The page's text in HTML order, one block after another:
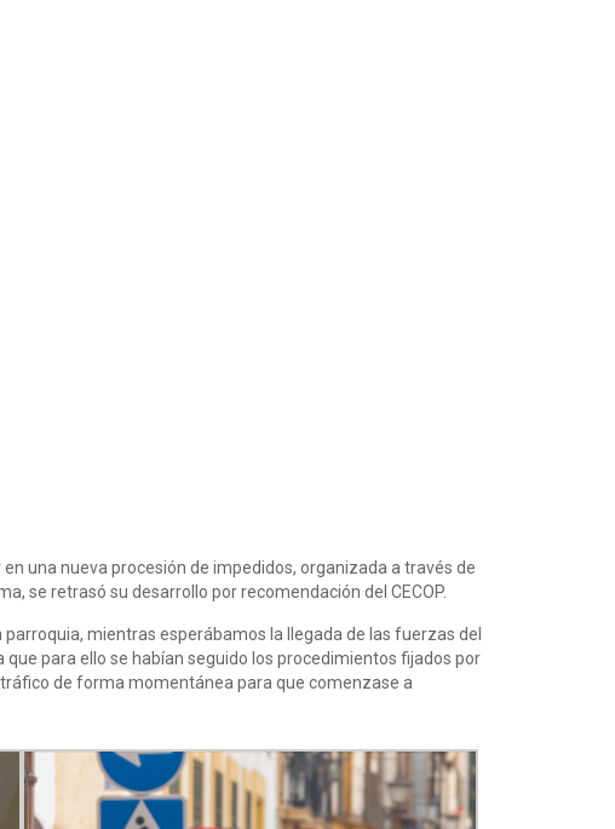
una nueva procesión de impedidos, organizada a través de
se retrasó su desarrollo por recomendación del CECOP.
mientras esperábamos la llegada de las fuerzas del
para ello se habían seguido los procedimientos fijados por
de forma momentánea para que comenzase a